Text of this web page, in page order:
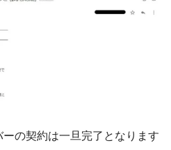
の契約は一旦完了となります